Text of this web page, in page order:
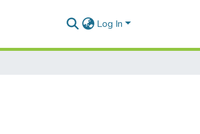
Log In